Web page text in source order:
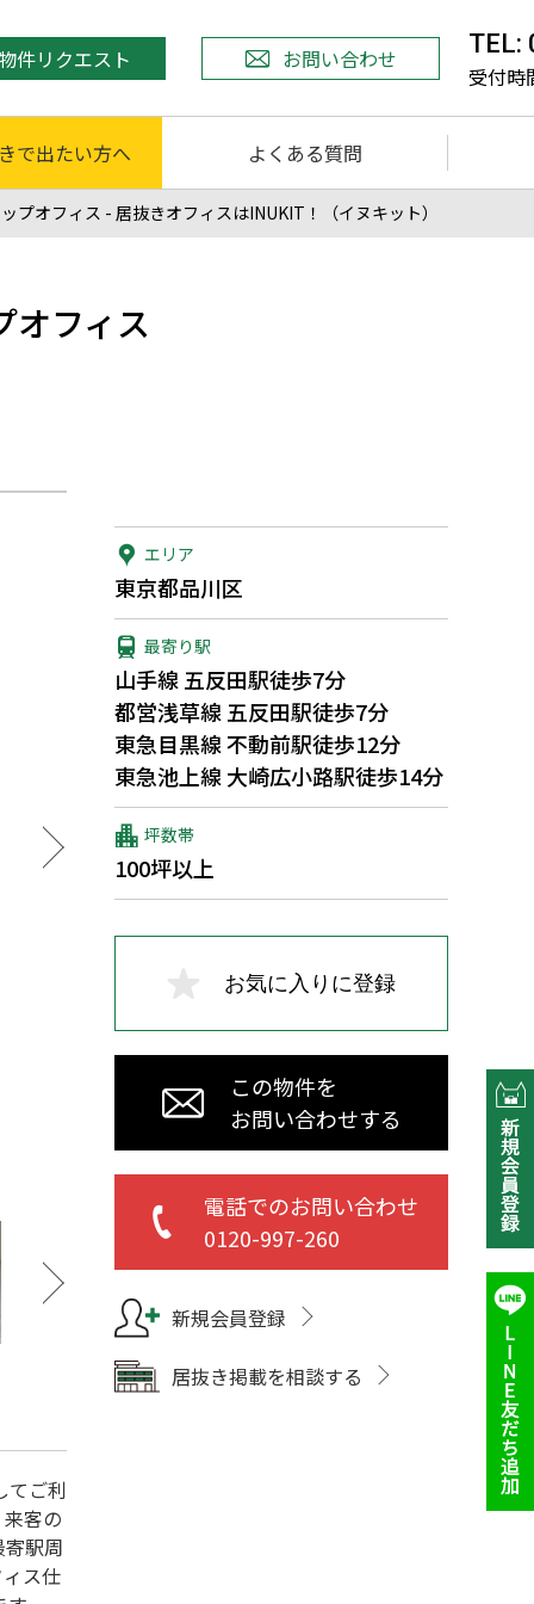
件リクエスト お問い合わせ TEL:
受付時
で出たい方へ よくある質問
オフィス - 居抜きオフィスはINUKIT！（イヌキット）
オフィス
てご利
客の
駅周
ス仕
エリア
東京都品川区
最寄り駅
山手線 五反田駅徒歩7分
都営浅草線 五反田駅徒歩7分
東急目黒線 不動前駅徒歩12分
東急池上線 大崎広小路駅徒歩14分
坪数帯
100坪以上
お気に入りに登録
この物件を
お問い合わせする
電話でのお問い合わせ
0120-997-260
新規会員登録
居抜き掲載を相談する